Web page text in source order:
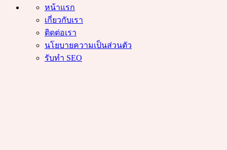
หน้าแรก
เกี่ยวกับเรา
ติดต่อเรา
นโยบายความเป็นส่วนตัว
รับทำ SEO